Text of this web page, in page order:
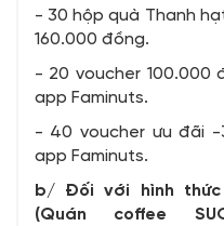
- 30 hộp quà Thanh
160.000 đồng.
- 20 voucher 100.000
app Faminuts.
- 40 voucher ưu đãi -
app Faminuts.
b/ Đối với hình thức
(Quán coffee